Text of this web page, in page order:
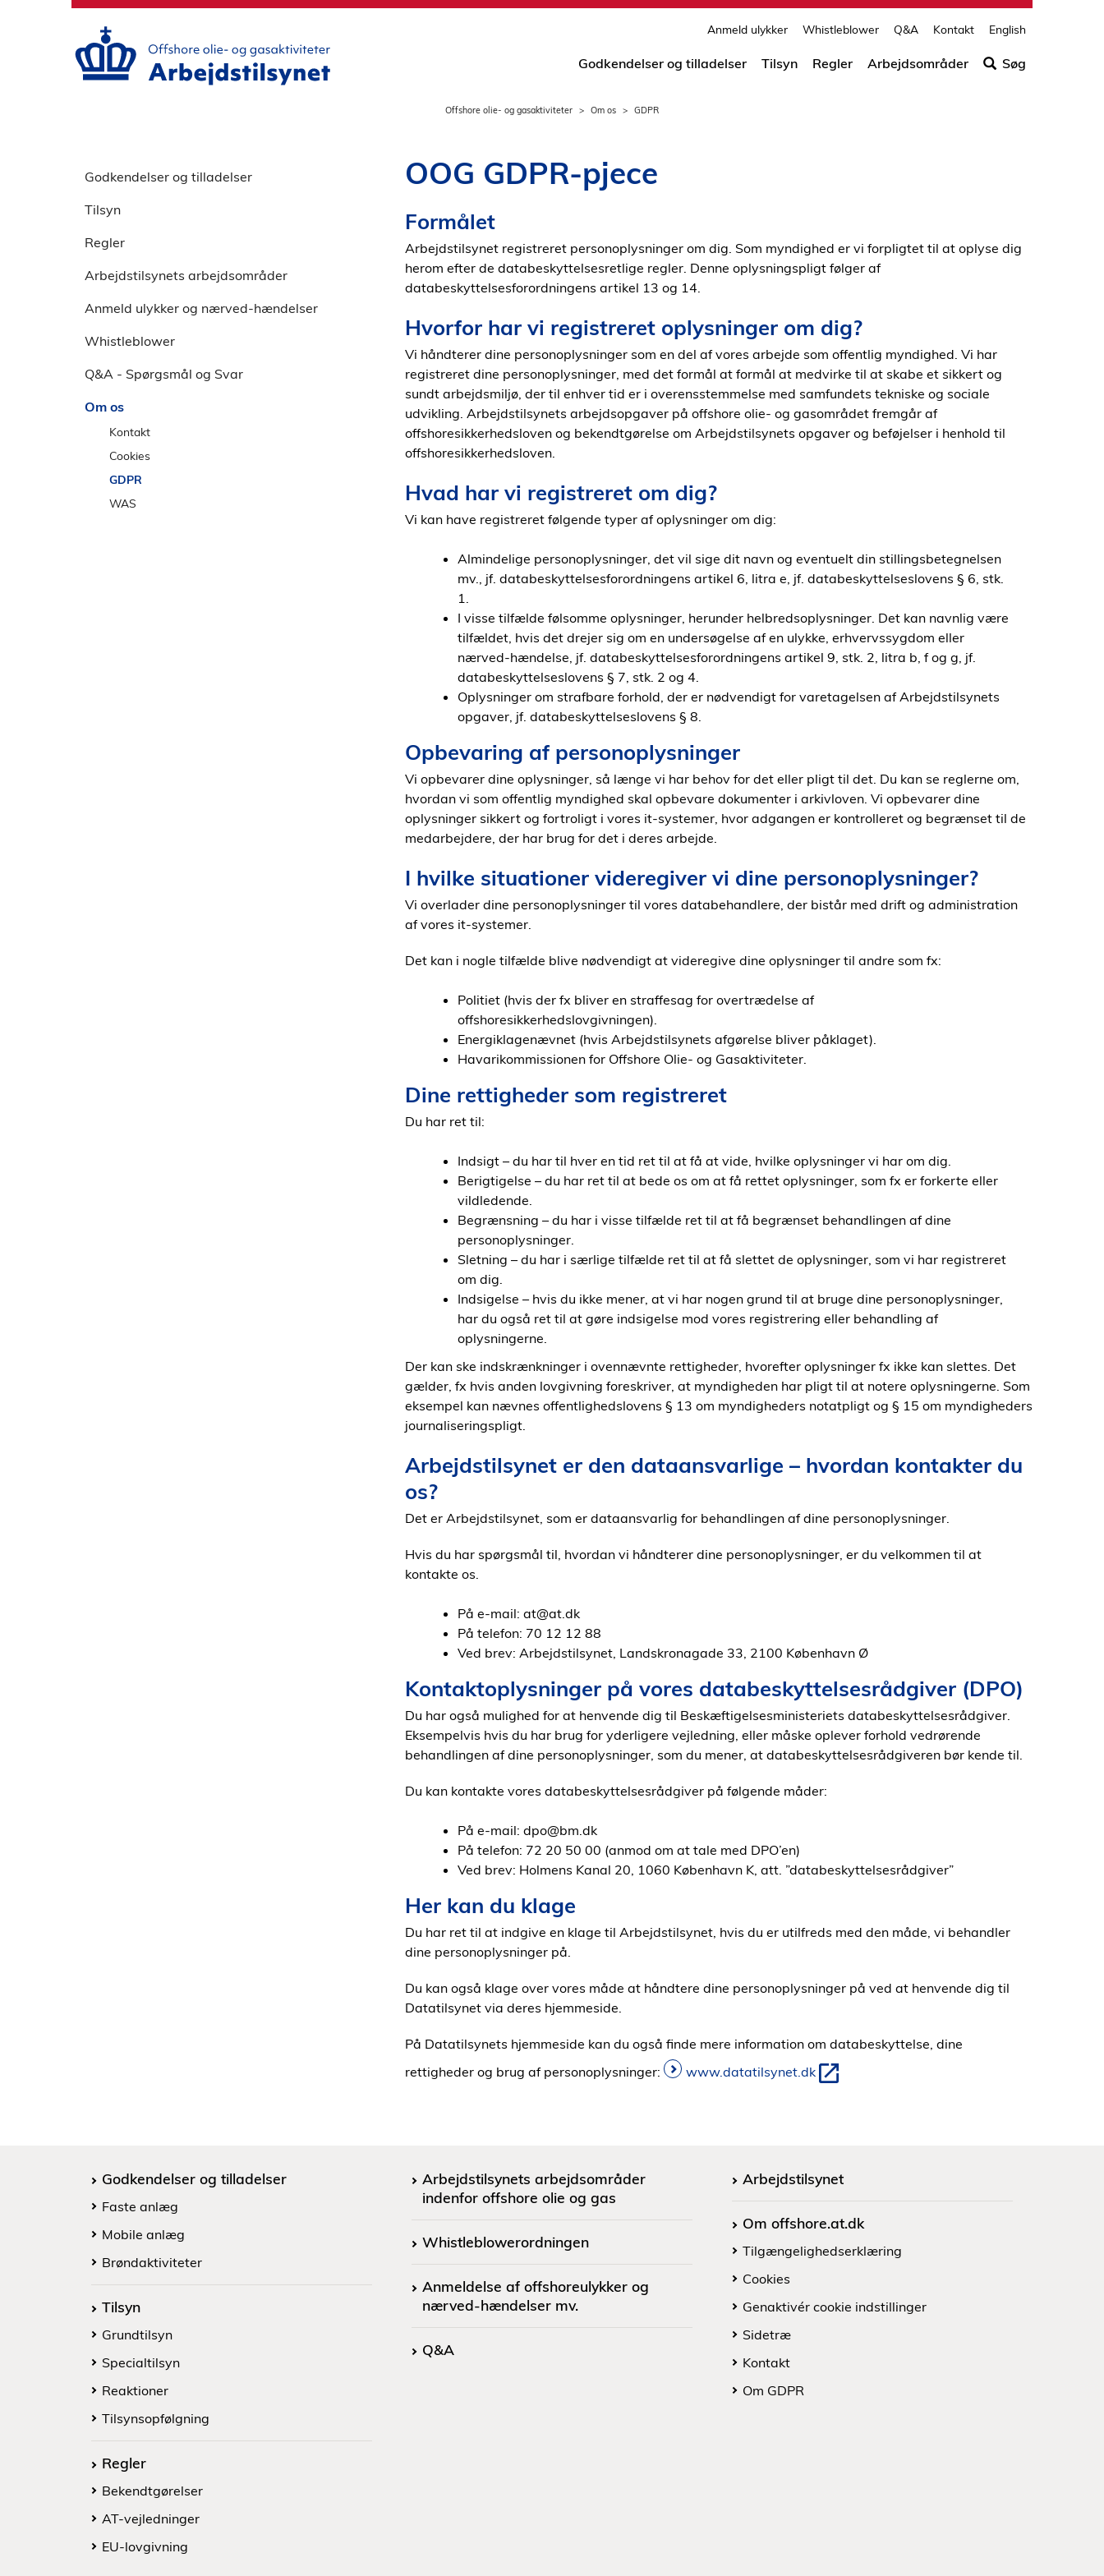
Anmeld ulykker Whistleblower Q&A Kontakt English
Godkendelser og tilladelser Tilsyn Regler Arbejdsområder Søg
Offshore olie- og gasaktiviteter Om os GDPR
Godkendelser og tilladelser
Tilsyn
Regler
Arbejdstilsynets arbejdsområder
Anmeld ulykker og nærved-hændelser
Whistleblower
Q&A - Spørgsmål og Svar
Om os
Kontakt
Cookies
GDPR
WAS
OOG GDPR-pjece
Formålet
Arbejdstilsynet registreret personoplysninger om dig. Som myndighed er vi forpligtet til at oplyse dig
herom efter de databeskyttelsesretlige regler. Denne oplysningspligt følger af
databeskyttelsesforordningens artikel 13 og 14.
Hvorfor har vi registreret oplysninger om dig?
Vi håndterer dine personoplysninger som en del af vores arbejde som offentlig myndighed. Vi har
registreret dine personoplysninger, med det formål at formål at medvirke til at skabe et sikkert og
sundt arbejdsmiljø, der til enhver tid er i overensstemmelse med samfundets tekniske og sociale
udvikling. Arbejdstilsynets arbejdsopgaver på offshore olie- og gasområdet fremgår af
offshoresikkerhedsloven og bekendtgørelse om Arbejdstilsynets opgaver og beføjelser i henhold til
offshoresikkerhedsloven.
Hvad har vi registreret om dig?
Vi kan have registreret følgende typer af oplysninger om dig:
Almindelige personoplysninger, det vil sige dit navn og eventuelt din stillingsbetegnelsen
mv., jf. databeskyttelsesforordningens artikel 6, litra e, jf. databeskyttelseslovens § 6, stk.
1.
I visse tilfælde følsomme oplysninger, herunder helbredsoplysninger. Det kan navnlig være
tilfældet, hvis det drejer sig om en undersøgelse af en ulykke, erhvervssygdom eller
nærved-hændelse, jf. databeskyttelsesforordningens artikel 9, stk. 2, litra b, f og g, jf.
databeskyttelseslovens § 7, stk. 2 og 4.
Oplysninger om strafbare forhold, der er nødvendigt for varetagelsen af Arbejdstilsynets
opgaver, jf. databeskyttelseslovens § 8.
Opbevaring af personoplysninger
Vi opbevarer dine oplysninger, så længe vi har behov for det eller pligt til det. Du kan se reglerne om,
hvordan vi som offentlig myndighed skal opbevare dokumenter i arkivloven. Vi opbevarer dine
oplysninger sikkert og fortroligt i vores it-systemer, hvor adgangen er kontrolleret og begrænset til de
medarbejdere, der har brug for det i deres arbejde.
I hvilke situationer videregiver vi dine personoplysninger?
Vi overlader dine personoplysninger til vores databehandlere, der bistår med drift og administration
af vores it-systemer.
Det kan i nogle tilfælde blive nødvendigt at videregive dine oplysninger til andre som fx:
Politiet (hvis der fx bliver en straffesag for overtrædelse af
offshoresikkerhedslovgivningen).
Energiklagenævnet (hvis Arbejdstilsynets afgørelse bliver påklaget).
Havarikommissionen for Offshore Olie- og Gasaktiviteter.
Dine rettigheder som registreret
Du har ret til:
Indsigt – du har til hver en tid ret til at få at vide, hvilke oplysninger vi har om dig.
Berigtigelse – du har ret til at bede os om at få rettet oplysninger, som fx er forkerte eller
vildledende.
Begrænsning – du har i visse tilfælde ret til at få begrænset behandlingen af dine
personoplysninger.
Sletning – du har i særlige tilfælde ret til at få slettet de oplysninger, som vi har registreret
om dig.
Indsigelse – hvis du ikke mener, at vi har nogen grund til at bruge dine personoplysninger,
har du også ret til at gøre indsigelse mod vores registrering eller behandling af
oplysningerne.
Der kan ske indskrænkninger i ovennævnte rettigheder, hvorefter oplysninger fx ikke kan slettes. Det
gælder, fx hvis anden lovgivning foreskriver, at myndigheden har pligt til at notere oplysningerne. Som
eksempel kan nævnes offentlighedslovens § 13 om myndigheders notatpligt og § 15 om myndigheders
journaliseringspligt.
Arbejdstilsynet er den dataansvarlige – hvordan kontakter du
os?
Det er Arbejdstilsynet, som er dataansvarlig for behandlingen af dine personoplysninger.
Hvis du har spørgsmål til, hvordan vi håndterer dine personoplysninger, er du velkommen til at
kontakte os.
På e-mail: at@at.dk
På telefon: 70 12 12 88
Ved brev: Arbejdstilsynet, Landskronagade 33, 2100 København Ø
Kontaktoplysninger på vores databeskyttelsesrådgiver (DPO)
Du har også mulighed for at henvende dig til Beskæftigelsesministeriets databeskyttelsesrådgiver.
Eksempelvis hvis du har brug for yderligere vejledning, eller måske oplever forhold vedrørende
behandlingen af dine personoplysninger, som du mener, at databeskyttelsesrådgiveren bør kende til.
Du kan kontakte vores databeskyttelsesrådgiver på følgende måder:
På e-mail: dpo@bm.dk
På telefon: 72 20 50 00 (anmod om at tale med DPO’en)
Ved brev: Holmens Kanal 20, 1060 København K, att. ”databeskyttelsesrådgiver”
Her kan du klage
Du har ret til at indgive en klage til Arbejdstilsynet, hvis du er utilfreds med den måde, vi behandler
dine personoplysninger på.
Du kan også klage over vores måde at håndtere dine personoplysninger på ved at henvende dig til
Datatilsynet via deres hjemmeside.
På Datatilsynets hjemmeside kan du også finde mere information om databeskyttelse, dine
rettigheder og brug af personoplysninger:
www.datatilsynet.dk
Godkendelser og tilladelser
Faste anlæg
Mobile anlæg
Brøndaktiviteter
Tilsyn
Grundtilsyn
Specialtilsyn
Reaktioner
Tilsynsopfølgning
Regler
Bekendtgørelser
AT-vejledninger
EU-lovgivning
Arbejdstilsynets arbejdsområder
indenfor offshore olie og gas
Whistleblowerordningen
Anmeldelse af offshoreulykker og
nærved-hændelser mv.
Q&A
Arbejdstilsynet
Om offshore.at.dk
Tilgængelighedserklæring
Cookies
Genaktivér cookie indstillinger
Sidetræ
Kontakt
Om GDPR